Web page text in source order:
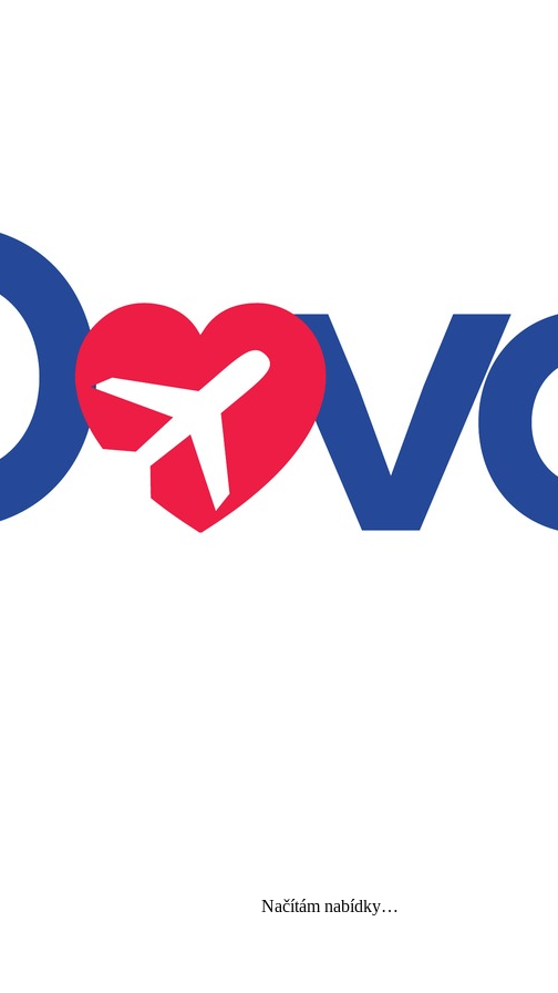
Načítám nabídky…